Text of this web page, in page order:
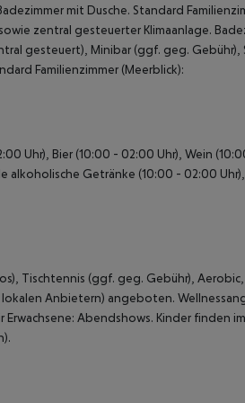
mit Dusche. Standard
zentral gesteuerter Klimaanlage.
gesteuert), Minibar (ggf. geg. Gebühr),
Familienzimmer (Meerblick):
Uhr), Bier (10:00 - 02:00 Uhr), Wein
alkoholische Getränke (10:00 - 02:00
Tischtennis (ggf. geg. Gebühr),
Anbietern) angeboten.
Abendshows. Kinder finden